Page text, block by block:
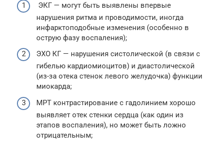
ЭКГ — могут быть выявлены впервые
нарушения ритма и проводимости, иногда
инфарктоподобные изменения (особенно в
острую фазу воспаления);
ЭХО КГ — нарушения систолической (в связи с
гибелью кардиомиоцитов) и диастолической
(из-за отека стенок левого желудочка) функции
миокарда;
МРТ контрастирование с гадолинием хорошо
выявляет отек стенки сердца (как один из
этапов воспаления), но может быть ложно
отрицательным;